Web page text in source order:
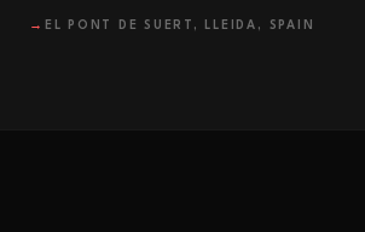
→ EL PONT DE SUERT, LLEIDA, SPAIN